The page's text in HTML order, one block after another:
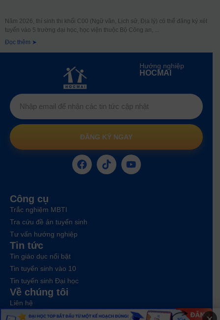
Năm 2026, thí sinh thi khối C00 (Ngữ văn, Lịch sử, Địa lý) có thể đăng ký xét
tuyển vào 5 trường đại học, học viện thuộc Bộ Công an,
Đọc thêm ➤
Hướng nghiệp
HOCMAI
ĐĂNG KÝ NGAY
Công cụ
Trắc nghiệm MBTI
Tra cứu đề án tuyển sinh
Tư vấn hướng nghiệp
Tin tức
Tin giáo dục nổi bật
Tin tuyển sinh vào 10
Tin tuyển sinh Đại học
Về chúng tôi
Liên hệ
Điều khoản dịch vụ